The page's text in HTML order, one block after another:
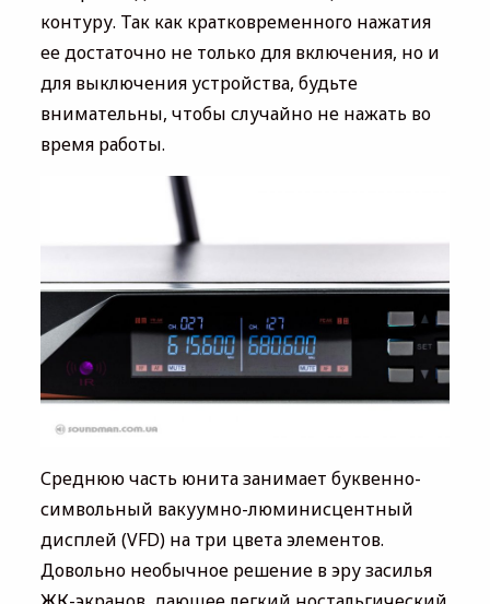
контуру. Так как кратковременного нажатия
ее достаточно не только для включения, но и
для выключения устройства, будьте
внимательны, чтобы случайно не нажать во
время работы.
Среднюю часть юнита занимает буквенно-
символьный вакуумно-люминисцентный
дисплей (VFD) на три цвета элементов.
Довольно необычное решение в эру засилья